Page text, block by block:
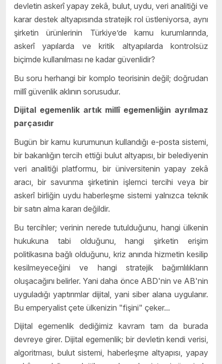
devletin askerî yapay zekâ, bulut, uydu, veri analitiği ve
karar destek altyapısında stratejik rol üstleniyorsa, aynı
şirketin ürünlerinin Türkiye’de kamu kurumlarında,
askerî yapılarda ve kritik altyapılarda kontrolsüz
biçimde kullanılması ne kadar güvenlidir?
Bu soru herhangi bir komplo teorisinin değil; doğrudan
millî güvenlik aklının sorusudur.
Dijital egemenlik artık millî egemenliğin ayrılmaz
parçasıdır
Bugün bir kamu kurumunun kullandığı e-posta sistemi,
bir bakanlığın tercih ettiği bulut altyapısı, bir belediyenin
veri analitiği platformu, bir üniversitenin yapay zekâ
aracı, bir savunma şirketinin işlemci tercihi veya bir
askerî birliğin uydu haberleşme sistemi yalnızca teknik
bir satın alma kararı değildir.
Bu tercihler; verinin nerede tutulduğunu, hangi ülkenin
hukukuna tabi olduğunu, hangi şirketin erişim
politikasına bağlı olduğunu, kriz anında hizmetin kesilip
kesilmeyeceğini ve hangi stratejik bağımlılıkların
oluşacağını belirler. Yani daha önce ABD'nin ve AB'nin
uyguladığı yaptırımlar dijital, yani siber alana uygulanır.
Bu emperyalist çete ülkenizin "fişini" çeker...
Dijital egemenlik dediğimiz kavram tam da burada
devreye girer. Dijital egemenlik; bir devletin kendi verisi,
algoritması, bulut sistemi, haberleşme altyapısı, yapay